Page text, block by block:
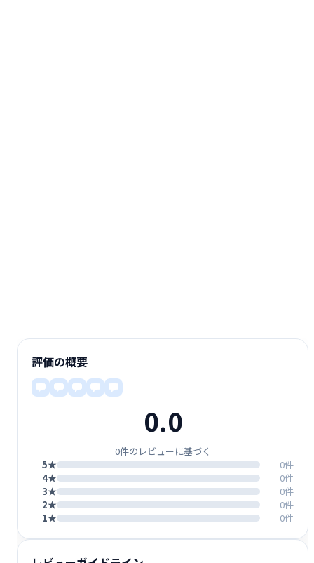
評価の概要
0.0
0件のレビューに基づく
5★
0件
4★
0件
3★
0件
2★
0件
1★
0件